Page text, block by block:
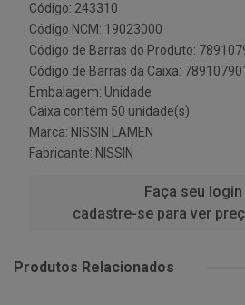
Código: 243310
Código NCM: 19023000
Código de Barras do Produto:
Código de Barras da Caixa:
Embalagem: Unidade
Caixa contém 50 unidade(s)
Marca: NISSIN LAMEN
Fabricante: NISSIN
Faça seu login
cadastre-se para ver
Produtos Relacionados